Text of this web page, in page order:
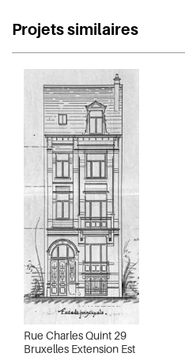
Projets similaires
Rue Charles Quint 29
Bruxelles Extension Est